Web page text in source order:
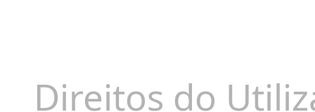
Direitos do